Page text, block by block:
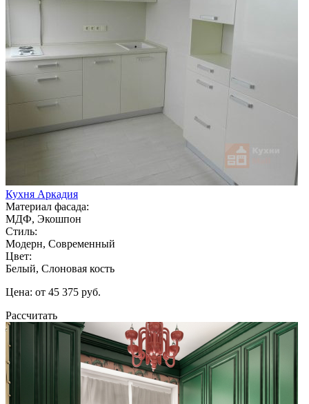
Кухня Аркадия
Материал фасада:
МДФ, Экошпон
Стиль:
Модерн, Современный
Цвет:
Белый, Слоновая кость
Цена: от 45 375 руб.
Рассчитать